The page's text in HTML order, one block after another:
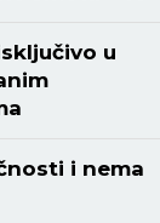
u
i nema